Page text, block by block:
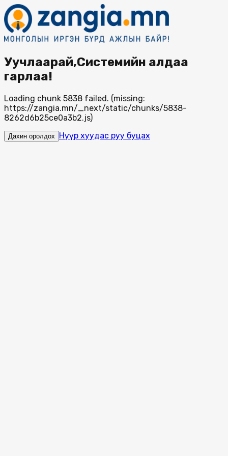
Уучлаарай,Системийн алдаа
гарлаа!
Loading chunk 5838 failed. (missing:
https://zangia.mn/_next/static/chunks/5838-
8262d6b25ce0a3b2.js)
Дахин оролдох Нүүр хуудас руу буцах